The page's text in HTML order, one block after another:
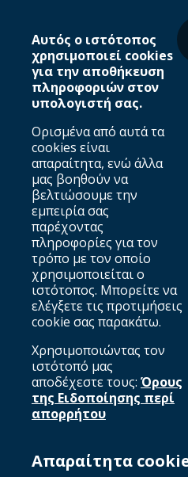
main
content
Website
Η σημασία
στάδια
Η αξία μιας
τοποθεσίας
Τοwebsiteπαραμένει
εργαλείο ψηφιακής
επιχείρησης,
πυρήνα της σχέσης
καταναλωτή. Είναι
διαμορφώνεται η
επικοινωνούνται τα
και προσφέρονται
στους χρήστες.
Αυτός ο ιστότοπος
χρησιμοποιεί cookies
για την αποθήκευση
πληροφοριών στον
υπολογιστή σας.
Ορισμένα από αυτά τα
cookies είναι
απαραίτητα, ενώ άλλα
μας βοηθούν να
βελτιώσουμε την
εμπειρία σας
παρέχοντας
πληροφορίες για τον
τρόπο με τον οποίο
χρησιμοποιείται ο
ιστότοπος. Μπορείτε να
ελέγξετε τις προτιμήσεις
cookie σας παρακάτω.
Χρησιμοποιώντας τον
ιστότοπό μας
αποδέχεστε τους: Όρους
της Ειδοποίησης περί
απορρήτου
Απαραίτητα